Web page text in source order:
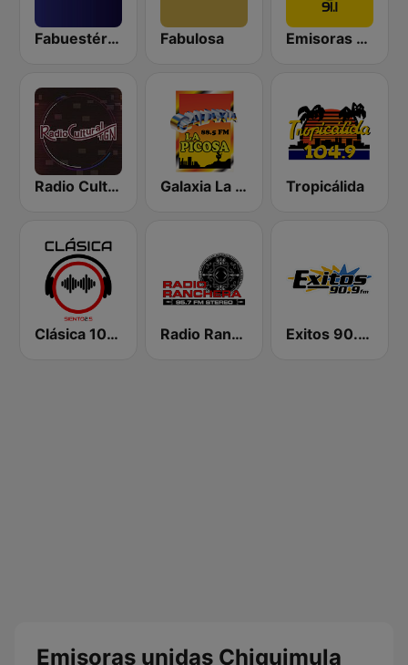
Fabuestéreo 88.1 FM Fabulosa Emisoras Unidas Quetzaltenango 91.1
Radio Cultural TGN Galaxia La Picosa Tropicálida
Clásica 102.5 Radio Ranchera Exitos 90.9 FM
Emisoras unidas Chiquimula